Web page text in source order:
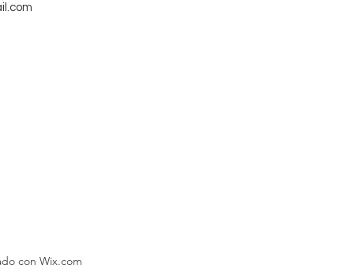
con Wix.com